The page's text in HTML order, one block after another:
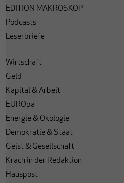
EDITION MAKROSKOP
Podcasts
Leserbriefe
Wirtschaft
Geld
Kapital & Arbeit
EUROpa
Energie & Ökologie
Demokratie & Staat
Geist & Gesellschaft
Krach in der Redaktion
Hauspost